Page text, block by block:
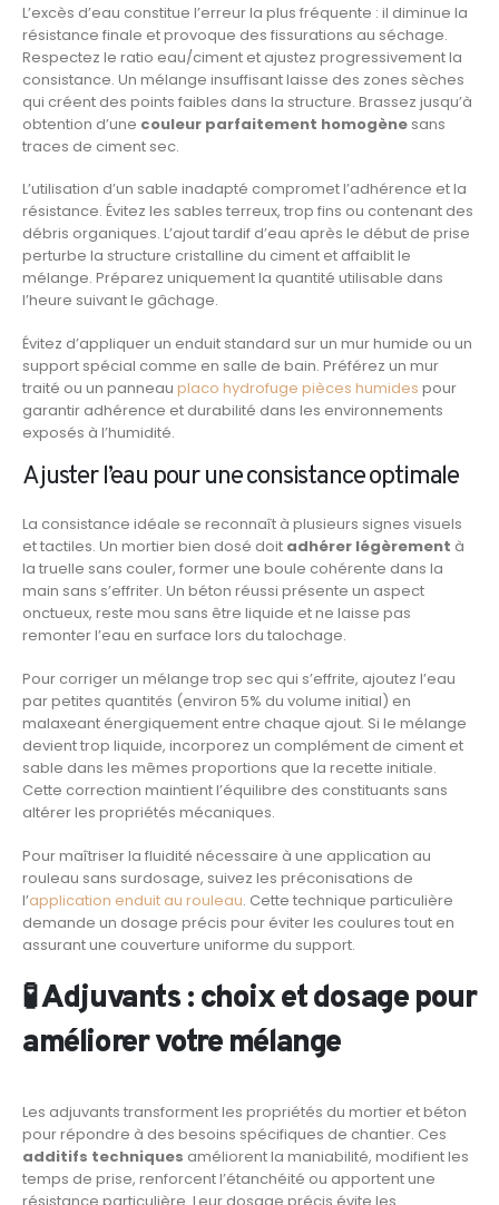
L’excès d’eau constitue l’erreur la plus fréquente : il diminue la
résistance finale et provoque des fissurations au séchage.
Respectez le ratio eau/ciment et ajustez progressivement la
consistance. Un mélange insuffisant laisse des zones sèches
qui créent des points faibles dans la structure. Brassez jusqu’à
obtention d’une couleur parfaitement homogène sans
traces de ciment sec.
L’utilisation d’un sable inadapté compromet l’adhérence et la
résistance. Évitez les sables terreux, trop fins ou contenant des
débris organiques. L’ajout tardif d’eau après le début de prise
perturbe la structure cristalline du ciment et affaiblit le
mélange. Préparez uniquement la quantité utilisable dans
l’heure suivant le gâchage.
Évitez d’appliquer un enduit standard sur un mur humide ou un
support spécial comme en salle de bain. Préférez un mur
traité ou un panneau placo hydrofuge pièces humides pour
garantir adhérence et durabilité dans les environnements
exposés à l’humidité.
Ajuster l’eau pour une consistance optimale
La consistance idéale se reconnaît à plusieurs signes visuels
et tactiles. Un mortier bien dosé doit adhérer légèrement à
la truelle sans couler, former une boule cohérente dans la
main sans s’effriter. Un béton réussi présente un aspect
onctueux, reste mou sans être liquide et ne laisse pas
remonter l’eau en surface lors du talochage.
Pour corriger un mélange trop sec qui s’effrite, ajoutez l’eau
par petites quantités (environ 5% du volume initial) en
malaxeant énergiquement entre chaque ajout. Si le mélange
devient trop liquide, incorporez un complément de ciment et
sable dans les mêmes proportions que la recette initiale.
Cette correction maintient l’équilibre des constituants sans
altérer les propriétés mécaniques.
Pour maîtriser la fluidité nécessaire à une application au
rouleau sans surdosage, suivez les préconisations de
l’application enduit au rouleau. Cette technique particulière
demande un dosage précis pour éviter les coulures tout en
assurant une couverture uniforme du support.
🧪 Adjuvants : choix et dosage pour
améliorer votre mélange
Les adjuvants transforment les propriétés du mortier et béton
pour répondre à des besoins spécifiques de chantier. Ces
additifs techniques améliorent la maniabilité, modifient les
temps de prise, renforcent l’étanchéité ou apportent une